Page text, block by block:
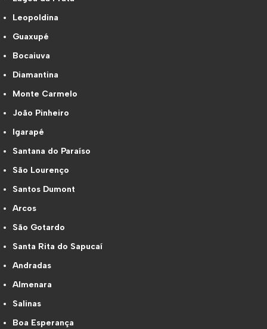
Leopoldina
Guaxupé
Bocaiuva
Diamantina
Monte Carmelo
João Pinheiro
Igarapé
Santana do Paraíso
São Lourenço
Santos Dumont
Arcos
São Gotardo
Santa Rita do Sapucaí
Andradas
Almenara
Salinas
Boa Esperança